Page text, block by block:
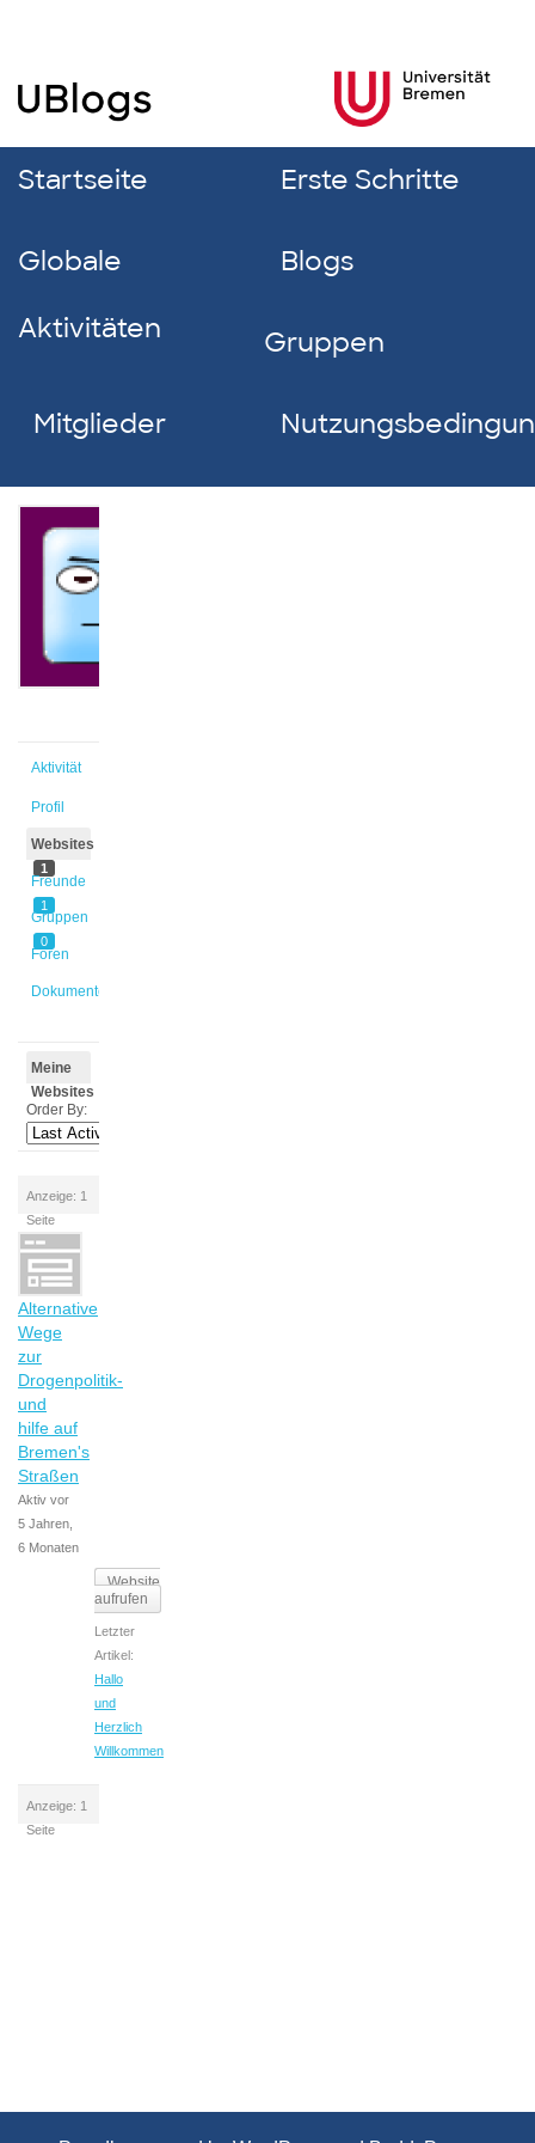
Startseite Erste Schritte
Globale
Aktivitäten
Blogs
Gruppen
Mitglieder
Aktivität
Profil
Websites
1
Freunde
1
Gruppen
0
Foren
Dokumente
Meine
Websites
Order By:
Anzeige: 1
Seite
Alternative
Wege
zur
Drogenpolitik-
und
hilfe auf
Bremen's
Straßen
Aktiv vor
5 Jahren,
6 Monaten
Website
aufrufen
Letzter
Artikel:
Hallo
und
Herzlich
Willkommen
Anzeige: 1
Seite